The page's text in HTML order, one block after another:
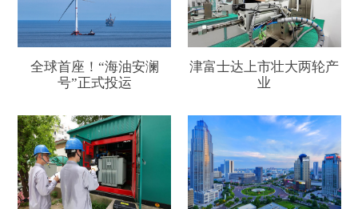
全球首座！“海油安澜
号”正式投运
津富士达上市壮大两轮产
业